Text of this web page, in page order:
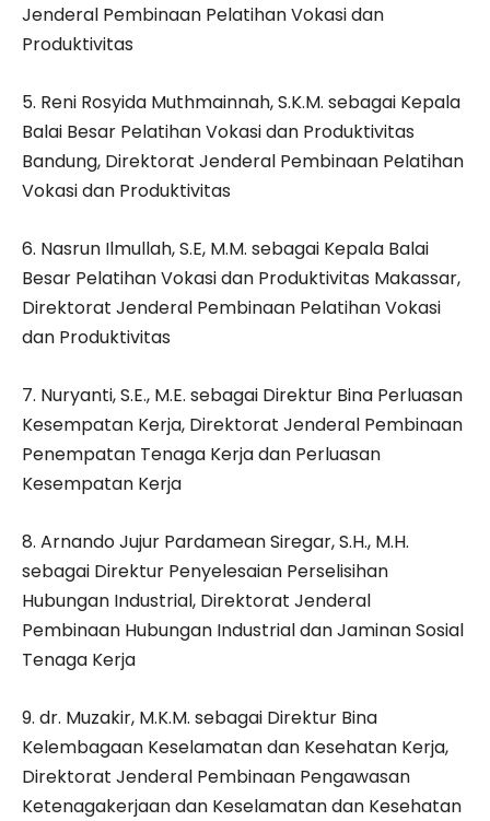
Jenderal Pembinaan Pelatihan Vokasi dan
Produktivitas
5. Reni Rosyida Muthmainnah, S.K.M. sebagai Kepala
Balai Besar Pelatihan Vokasi dan Produktivitas
Bandung, Direktorat Jenderal Pembinaan Pelatihan
Vokasi dan Produktivitas
6. Nasrun Ilmullah, S.E, M.M. sebagai Kepala Balai
Besar Pelatihan Vokasi dan Produktivitas Makassar,
Direktorat Jenderal Pembinaan Pelatihan Vokasi
dan Produktivitas
7. Nuryanti, S.E., M.E. sebagai Direktur Bina Perluasan
Kesempatan Kerja, Direktorat Jenderal Pembinaan
Penempatan Tenaga Kerja dan Perluasan
Kesempatan Kerja
8. Arnando Jujur Pardamean Siregar, S.H., M.H.
sebagai Direktur Penyelesaian Perselisihan
Hubungan Industrial, Direktorat Jenderal
Pembinaan Hubungan Industrial dan Jaminan Sosial
Tenaga Kerja
9. dr. Muzakir, M.K.M. sebagai Direktur Bina
Kelembagaan Keselamatan dan Kesehatan Kerja,
Direktorat Jenderal Pembinaan Pengawasan
Ketenagakerjaan dan Keselamatan dan Kesehatan